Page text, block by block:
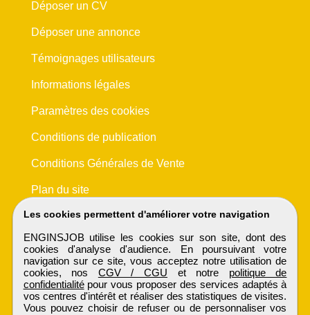
Les cookies permettent d'améliorer votre navigation
ENGINSJOB utilise les cookies sur son site, dont des
cookies d'analyse d'audience. En poursuivant votre
navigation sur ce site, vous acceptez notre utilisation de
cookies, nos CGV / CGU et notre politique de
confidentialitépour vous proposer des services adaptés à
vos centres d'intérêt et réaliser des statistiques de visites.
Vous pouvez choisir de refuser ou de personnaliser vos
Déposer un CV
Déposer une annonce
Témoignages utilisateurs
Informations légales
Paramètres des cookies
Conditions de publication
Conditions Générales de Vente
Plan du site